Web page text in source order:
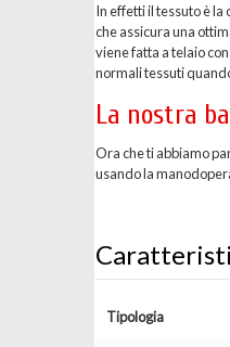
In effetti il tessuto è
che assicura una
viene fatta a telaio
normali tessuti
La nostra
Ora che ti abbiamo
usando la
Tipologia